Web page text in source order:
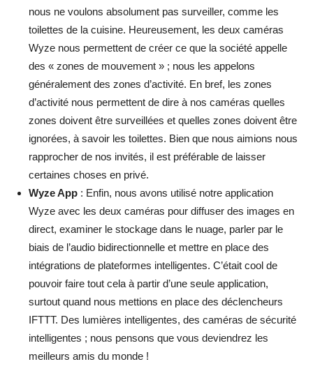
nous ne voulons absolument pas surveiller, comme les
toilettes de la cuisine. Heureusement, les deux caméras
Wyze nous permettent de créer ce que la société appelle
des « zones de mouvement » ; nous les appelons
généralement des zones d’activité. En bref, les zones
d’activité nous permettent de dire à nos caméras quelles
zones doivent être surveillées et quelles zones doivent être
ignorées, à savoir les toilettes. Bien que nous aimions nous
rapprocher de nos invités, il est préférable de laisser
certaines choses en privé.
Wyze App : Enfin, nous avons utilisé notre application
Wyze avec les deux caméras pour diffuser des images en
direct, examiner le stockage dans le nuage, parler par le
biais de l’audio bidirectionnelle et mettre en place des
intégrations de plateformes intelligentes. C’était cool de
pouvoir faire tout cela à partir d’une seule application,
surtout quand nous mettions en place des déclencheurs
IFTTT. Des lumières intelligentes, des caméras de sécurité
intelligentes ; nous pensons que vous deviendrez les
meilleurs amis du monde !